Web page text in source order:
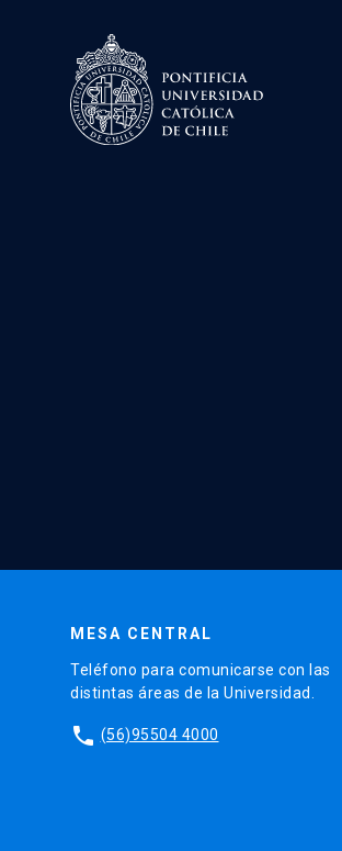
MESA CENTRAL
Teléfono para comunicarse con las
distintas áreas de la Universidad.
phone (56)95504 4000